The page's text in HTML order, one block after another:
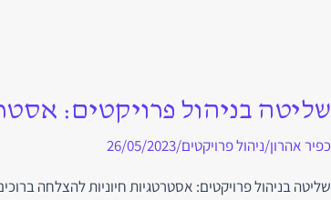
שליטה בניהול פרויקטים:
כפיר אהרון/ניהול פרויקטים/
26/05/2023
שליטה בניהול פרויקטים: אסטרטגיות חיוניות להצלחה